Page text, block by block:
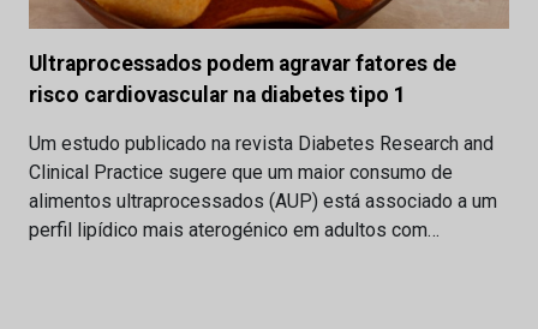
Ultraprocessados podem agravar fatores de
risco cardiovascular na diabetes tipo 1
Um estudo publicado na revista Diabetes Research and
Clinical Practice sugere que um maior consumo de
alimentos ultraprocessados (AUP) está associado a um
perfil lipídico mais aterogénico em adultos com…